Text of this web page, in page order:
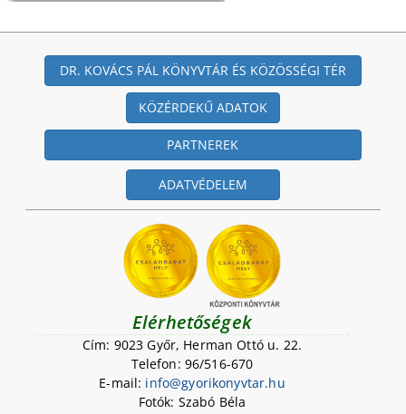
DR. KOVÁCS PÁL KÖNYVTÁR ÉS KÖZÖSSÉGI TÉR
KÖZÉRDEKŰ ADATOK
PARTNEREK
ADATVÉDELEM
Elérhetőségek
Cím: 9023 Győr, Herman Ottó u. 22.
Telefon: 96/516-670
E-mail: info@gyorikonyvtar.hu
Fotók: Szabó Béla